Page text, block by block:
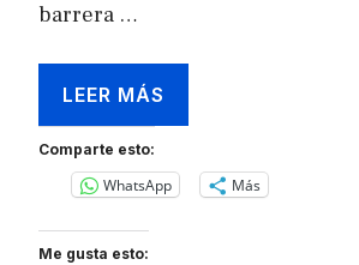
barrera …
LEER MÁS
Comparte esto:
WhatsApp Más
Me gusta esto: